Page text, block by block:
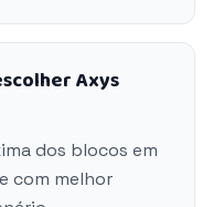
Axys
dos blocos em
com melhor